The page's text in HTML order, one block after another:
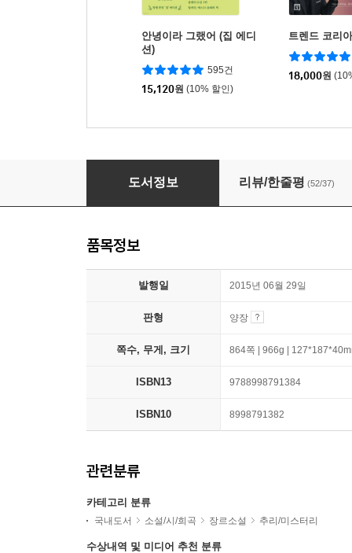
안녕이라 그랬어 (집 에디
션)
595건
15,120원 (10% 할인)
트렌드 코리
18,000원
십자가와 반지의 초상
도서정보 리뷰/한줄평 (52/37)
품목정보
발행일 2015년 06월 29일
판형 양장
쪽수, 무게, 크기 864쪽 | 966g |
ISBN13 9788998791384
ISBN10 8998791382
관련분류
카테고리 분류
국내도서 소설/시/희곡 장르소설 추리/미스터리
수상내역 및 미디어 추천 분류